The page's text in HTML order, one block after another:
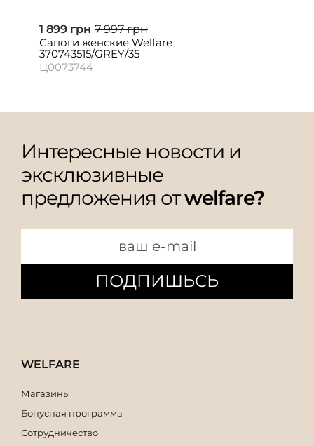
1 899 грн 7 997 грн
Сапоги женские Welfare
370743515/GREY/35
Ц0073744
Интересные новости и
эксклюзивные
предложения отwelfare?
ПОДПИШЬСЬ
WELFARE
Магазины
Бонусная программа
Сотрудничество